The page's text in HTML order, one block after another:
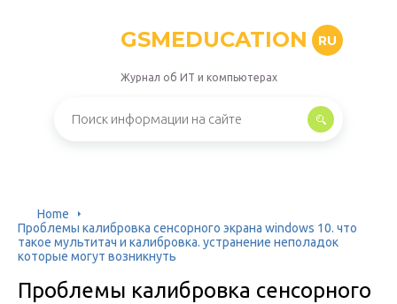
GSMEDUCATION RU
Журнал об ИТ и компьютерах
Home
Проблемы калибровка сенсорного экрана windows 10. что
такое мультитач и калибровка. устранение неполадок
которые могут возникнуть
Проблемы калибровка сенсорного